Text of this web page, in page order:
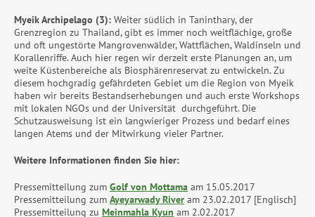
Myeik Archipelago (3): Weiter südlich in Taninthary, der
Grenzregion zu Thailand, gibt es immer noch weitflächige, große
und oft ungestörte Mangrovenwälder, Wattflächen, Waldinseln und
Korallenriffe. Auch hier regen wir derzeit erste Planungen an, um
weite Küstenbereiche als Biosphärenreservat zu entwickeln. Zu
diesem hochgradig gefährdeten Gebiet um die Region von Myeik
haben wir bereits Bestandserhebungen und auch erste Workshops
mit lokalen NGOs und der Universität durchgeführt. Die
Schutzausweisung ist ein langwieriger Prozess und bedarf eines
langen Atems und der Mitwirkung vieler Partner.
Weitere Informationen finden Sie hier:
Pressemitteilung zum Golf von Mottama am 15.05.2017
Pressemitteilung zum Ayeyarwady River am 23.02.2017 [Englisch]
Pressemitteilung zu Meinmahla Kyun am 2.02.2017